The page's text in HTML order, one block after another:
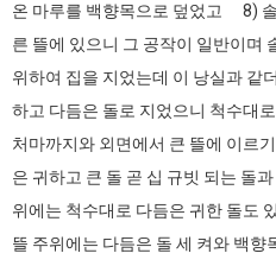
온 마루를 백향목으로 덮었고 8)
른 뜰에 있으니 그 공작이 일반이며
위하여 집을 지었는데 이 낭실과
하고 다듬은 돌로 지었으니 척수대
처마까지와 외면에서 큰 뜰에 이르
은 귀하고 큰 돌 곧 십 규빗 되는 돌
위에는 척수대로 다듬은 귀한 돌도
뜰 주위에는 다듬은 돌 세 켜와 백